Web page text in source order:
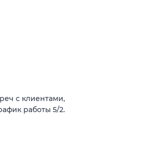
с клиентами,
работы 5/2.